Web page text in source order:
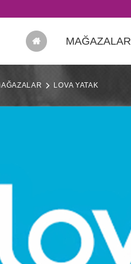
MAĞAZALAR
LOVA YATAK